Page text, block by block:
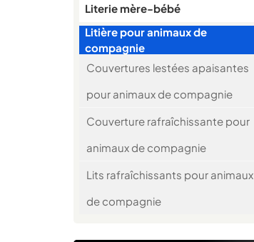
Literie mère-bébé
Litière pour animaux de
compagnie
Couvertures lestées apaisantes
pour animaux de compagnie
Couverture rafraîchissante pour
animaux de compagnie
Lits rafraîchissants pour animaux
de compagnie